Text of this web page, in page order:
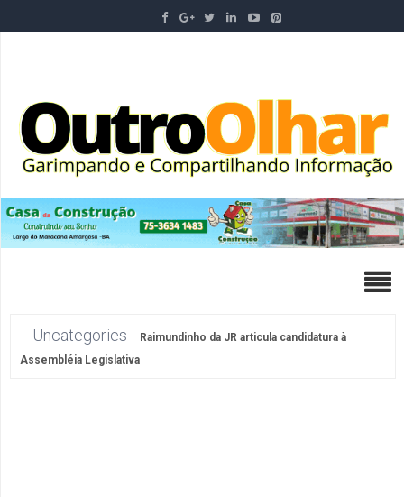
Uncategories
Raimundinho da JR articula candidatura à
Assembléia Legislativa